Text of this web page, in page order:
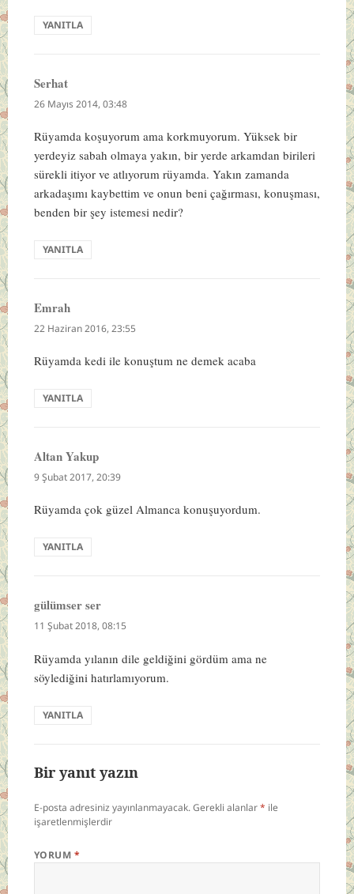
YANITLA
Serhatdedi
ki:
26 Mayıs 2014, 03:48
Rüyamda koşuyorum ama korkmuyorum. Yüksek bir
yerdeyiz sabah olmaya yakın, bir yerde arkamdan birileri
sürekli itiyor ve atlıyorum rüyamda. Yakın zamanda
arkadaşımı kaybettim ve onun beni çağırması, konuşması,
benden bir şey istemesi nedir?
YANITLA
Emrahdedi
ki:
22 Haziran 2016, 23:55
Rüyamda kedi ile konuştum ne demek acaba
YANITLA
Altan Yakupdedi
ki:
9 Şubat 2017, 20:39
Rüyamda çok güzel Almanca konuşuyordum.
YANITLA
gülümser serdedi
ki:
11 Şubat 2018, 08:15
Rüyamda yılanın dile geldiğini gördüm ama ne
söylediğini hatırlamıyorum.
YANITLA
Bir yanıt yazın
E-posta adresiniz yayınlanmayacak.Gerekli alanlar* ile
işaretlenmişlerdir
YORUM *